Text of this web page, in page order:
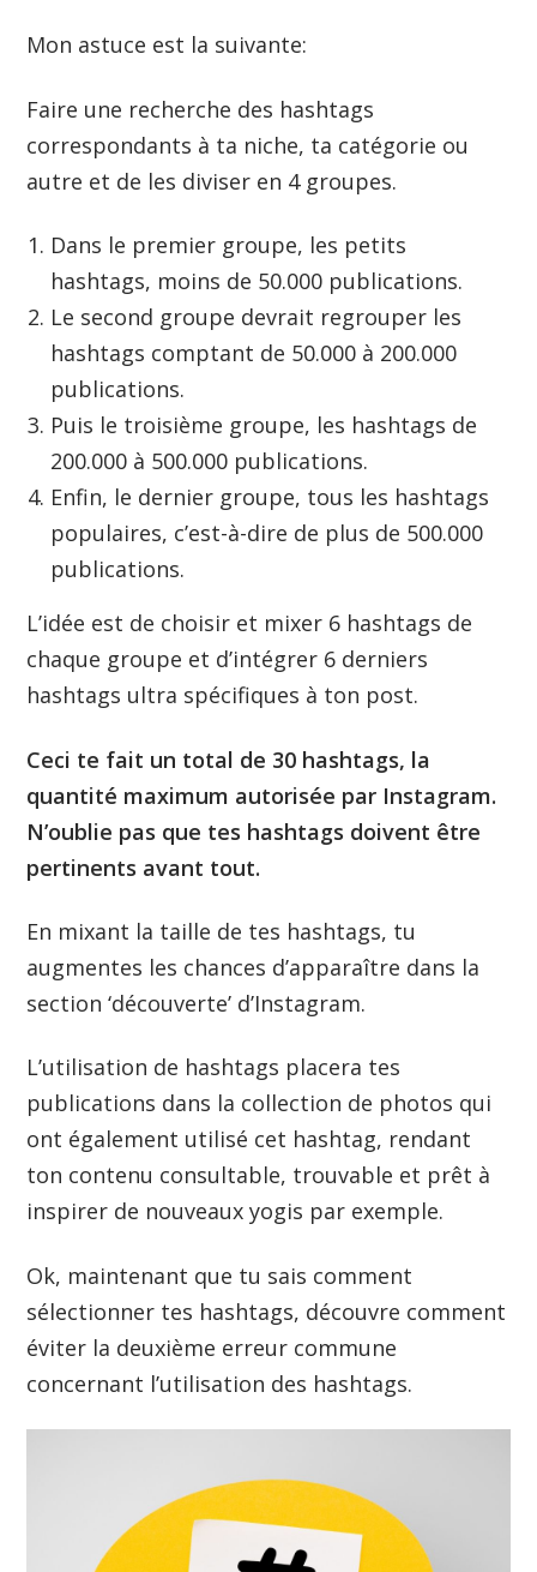
Mon astuce est la suivante:
Faire une recherche des hashtags
correspondants à ta niche, ta catégorie ou
autre et de les diviser en 4 groupes.
Dans le premier groupe, les petits
hashtags, moins de 50.000 publications.
Le second groupe devrait regrouper les
hashtags comptant de 50.000 à 200.000
publications.
Puis le troisième groupe, les hashtags de
200.000 à 500.000 publications.
Enfin, le dernier groupe, tous les hashtags
populaires, c’est-à-dire de plus de 500.000
publications.
L’idée est de choisir et mixer 6 hashtags de
chaque groupe et d’intégrer 6 derniers
hashtags ultra spécifiques à ton post.
Ceci te fait un total de 30 hashtags, la
quantité maximum autorisée par Instagram.
N’oublie pas que tes hashtags doivent être
pertinents avant tout.
En mixant la taille de tes hashtags, tu
augmentes les chances d’apparaître dans la
section ‘découverte’ d’Instagram.
L’utilisation de hashtags placera tes
publications dans la collection de photos qui
ont également utilisé cet hashtag, rendant
ton contenu consultable, trouvable et prêt à
inspirer de nouveaux yogis par exemple.
Ok, maintenant que tu sais comment
sélectionner tes hashtags, découvre comment
éviter la deuxième erreur commune
concernant l’utilisation des hashtags.